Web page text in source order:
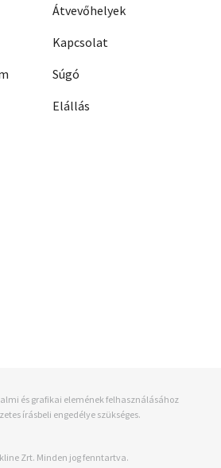
Átvevőhelyek
Kapcsolat
Súgó
Elállás
és grafikai elemének felhasználásához
írásbeli engedélye szükséges.
Zrt. Minden jog fenntartva.